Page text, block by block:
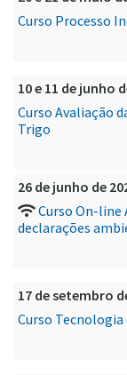
Curso Processo
10 e 11 de junho
Curso Avaliação
Trigo
26 de junho de
Curso On-line
declarações
17 de setembro
Curso